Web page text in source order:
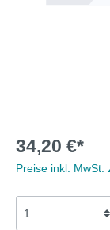
34,20 €*
Preise inkl. MwSt.